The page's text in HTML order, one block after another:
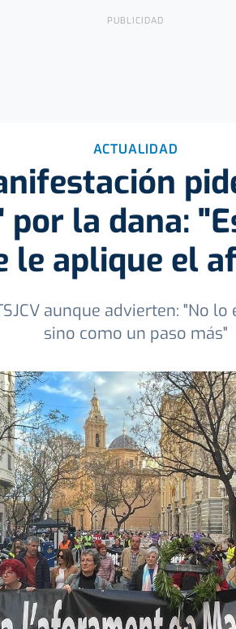
ACTUALIDAD
por la dana:
le aplique el
aunque advierten: "No
sino como un paso más"